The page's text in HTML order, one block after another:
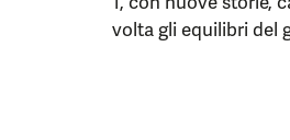
volta gli equilibri del